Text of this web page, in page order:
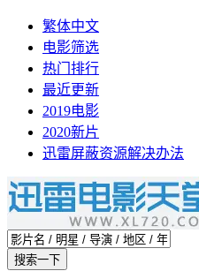
繁体中文
电影筛选
热门排行
最近更新
2019电影
2020新片
迅雷屏蔽资源解决办法